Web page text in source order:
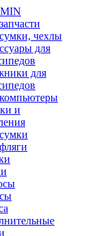
чехлы
для
для
и